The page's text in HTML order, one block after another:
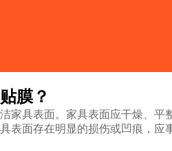
膜？
家具表面。家具表面应干燥、
表面存在明显的损伤或凹痕，应